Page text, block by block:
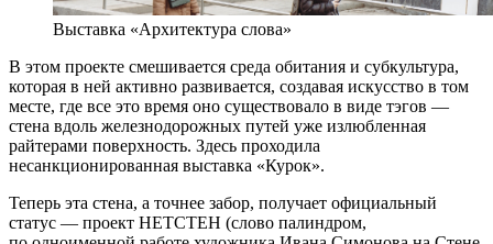
Выставка «Архитектура слова»
В этом проекте смешивается среда обитания и субкультура,
которая в ней активно развивается, создавая искусство в том
месте, где все это время оно существовало в виде тэгов —
стена вдоль железнодорожных путей уже излюбленная
райтерами поверхность. Здесь проходила
несанкционированная выставка «Курок».
Теперь эта стена, а точнее забор, получает официальный
статус — проект НЕТСТЕН (слово палиндром,